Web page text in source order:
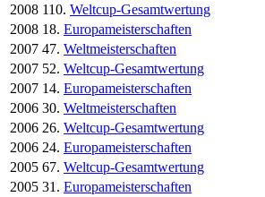
2008 110. Weltcup-Gesamtwertung
2008 18. Europameisterschaften
2007 47. Weltmeisterschaften
2007 52. Weltcup-Gesamtwertung
2007 14. Europameisterschaften
2006 30. Weltmeisterschaften
2006 26. Weltcup-Gesamtwertung
2006 24. Europameisterschaften
2005 67. Weltcup-Gesamtwertung
2005 31. Europameisterschaften